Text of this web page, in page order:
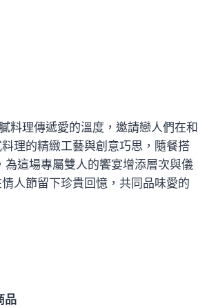
料理傳遞愛的溫度，邀請戀人們在和
理的精緻工藝與創意巧思，隨餐搭
這場專屬雙人的饗宴增添層次與儀
人節留下珍貴回憶，共同品味愛的
品